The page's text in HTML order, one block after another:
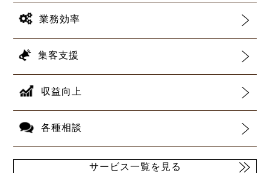
業務効率
集客支援
収益向上
各種相談
サービス一覧を見る